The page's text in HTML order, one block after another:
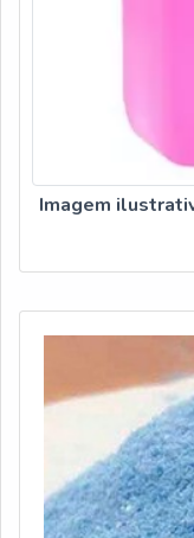
Imagem